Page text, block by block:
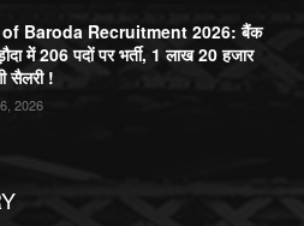
Baroda Recruitment 2026: बैंक
में 206 पदों पर भर्ती, 1 लाख 20 हजार
सैलरी !
2026